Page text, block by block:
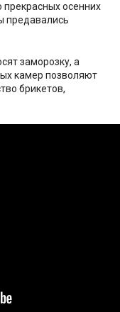
прекрасных осенних
предавались
заморозку, а
камер позволяют
брикетов,